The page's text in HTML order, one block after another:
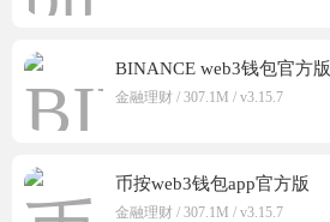
BINANCE web3钱包官方版
金融理财 / 307.1M / v3.15.7
币按web3钱包app官方版
金融理财 / 307.1M / v3.15.7